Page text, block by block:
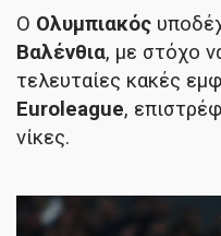
Ο Ολυμπιακός
Βαλένθια, με στόχο
τελευταίες κακές
Euroleague,
νίκες.